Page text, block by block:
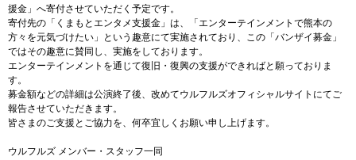
援金」へ寄付させていただく予定です。
寄付先の「くまもとエンタメ支援金」は、「エンターテインメントで熊本の
方々を元気づけたい」という趣意にて実施されており、この「バンザイ募金」
ではその趣意に賛同し、実施をしております。
エンターテインメントを通じて復旧・復興の支援ができればと願っておりま
す。
募金額などの詳細は公演終了後、改めてウルフルズオフィシャルサイトにてご
報告させていただきます。
皆さまのご支援とご協力を、何卒宜しくお願い申し上げます。
ウルフルズ メンバー・スタッフ一同